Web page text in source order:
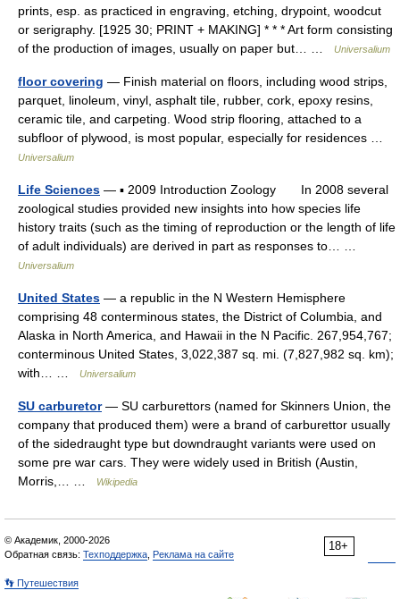
prints, esp. as practiced in engraving, etching, drypoint, woodcut
or serigraphy. [1925 30; PRINT + MAKING] * * * Art form consisting
of the production of images, usually on paper but… …
Universalium
floor covering — Finish material on floors, including wood strips,
parquet, linoleum, vinyl, asphalt tile, rubber, cork, epoxy resins,
ceramic tile, and carpeting. Wood strip flooring, attached to a
subfloor of plywood, is most popular, especially for residences …
Universalium
Life Sciences — ▪ 2009 Introduction Zoology In 2008 several
zoological studies provided new insights into how species life
history traits (such as the timing of reproduction or the length of life
of adult individuals) are derived in part as responses to… …
Universalium
United States — a republic in the N Western Hemisphere
comprising 48 conterminous states, the District of Columbia, and
Alaska in North America, and Hawaii in the N Pacific. 267,954,767;
conterminous United States, 3,022,387 sq. mi. (7,827,982 sq. km);
with… …
Universalium
SU carburetor— SU carburettors (named for Skinners Union, the
company that produced them) were a brand of carburettor usually
of the sidedraught type but downdraught variants were used on
some pre war cars. They were widely used in British (Austin,
Morris,… …
Wikipedia
18+
© Академик, 2000-2026
Обратная связь: Техподдержка Реклама на сайте
👣 Путешествия